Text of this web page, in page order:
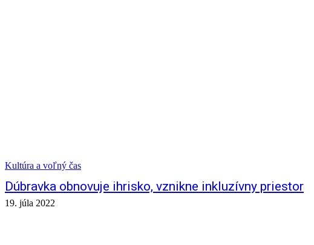
Kultúra a voľný čas
Dúbravka obnovuje ihrisko, vznikne inkluzívny priestor
19. júla 2022